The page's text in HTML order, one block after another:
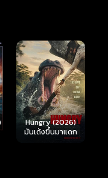
Ready or Not 2:
Here I Come
(2026) เกมพร้อม
ตาย 2